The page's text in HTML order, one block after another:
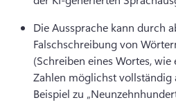
Die Aussprache kann durch
Falschschreibung von
(Schreiben eines Wortes, wie
Zahlen möglichst vollständig
Beispiel zu